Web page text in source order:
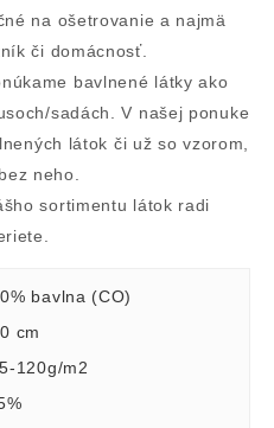
na ošetrovanie a najmä
či domácnosť.
bavlnené látky ako
sadách. V našej ponuke
látok či už so vzorom,
neho.
sortimentu látok radi
bavlna (CO)
cm
120g/m2